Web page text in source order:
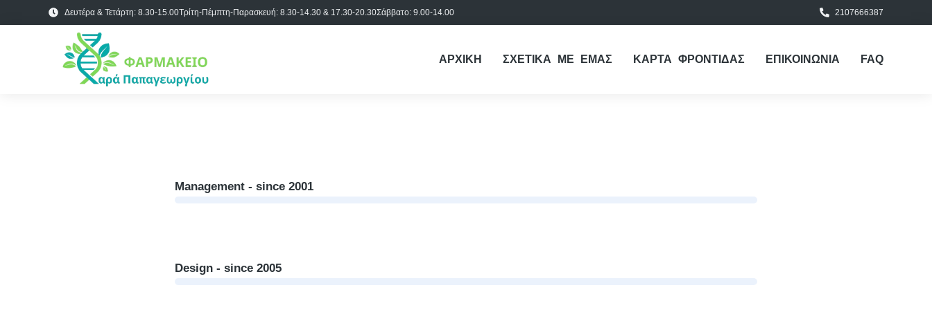
Δευτέρα & Τετάρτη: 8.30-15.00Τρίτη-Πέμπτη-Παρασκευή: 8.30-14.30 & 17.30-20.30Σάββατο: 9.00-14.00 2107666387
ΑΡΧΙΚΗ ΣΧΕΤΙΚΑ ΜΕ ΕΜΑΣ ΚΑΡΤΑ ΦΡΟΝΤΙΔΑΣ ΕΠΙΚΟΙΝΩΝΙΑ FAQ
Management - since 2001
Design - since 2005